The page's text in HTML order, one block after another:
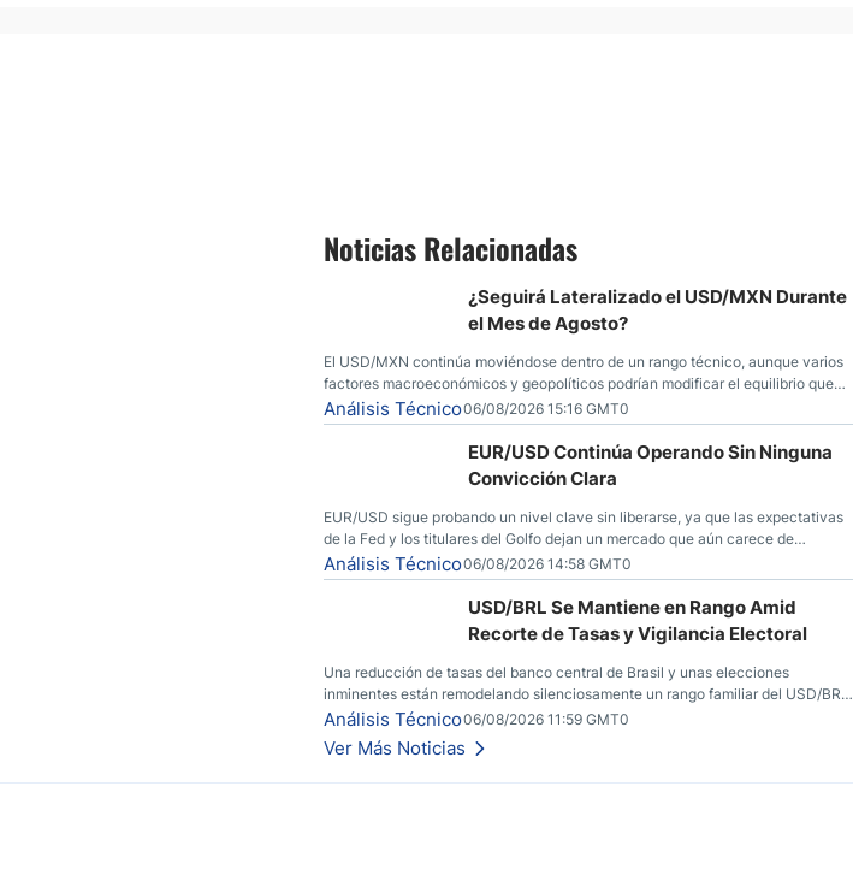
Noticias Relacionadas
¿Seguirá Lateralizado el USD/MXN Durante
el Mes de Agosto?
El USD/MXN continúa moviéndose dentro de un rango técnico, aunque varios
factores macroeconómicos y geopolíticos podrían modificar el equilibrio que
ha dominado al mercado en las últimas semanas.
Análisis Técnico06/08/2026 15:16 GMT0
EUR/USD Continúa Operando Sin Ninguna
Convicción Clara
EUR/USD sigue probando un nivel clave sin liberarse, ya que las expectativas
de la Fed y los titulares del Golfo dejan un mercado que aún carece de
convicción real.
Análisis Técnico06/08/2026 14:58 GMT0
USD/BRL Se Mantiene en Rango Amid
Recorte de Tasas y Vigilancia Electoral
Una reducción de tasas del banco central de Brasil y unas elecciones
inminentes están remodelando silenciosamente un rango familiar del USD/BRL.
Una reducción de tasas por parte del banco central de Brasil y unas elecciones
inminentes están remodelando silenciosamente un rango familiar del USD/BRL.
Esto es lo que los traders están observando a continuación.
Análisis Técnico06/08/2026 11:59 GMT0
Ver Más Noticias